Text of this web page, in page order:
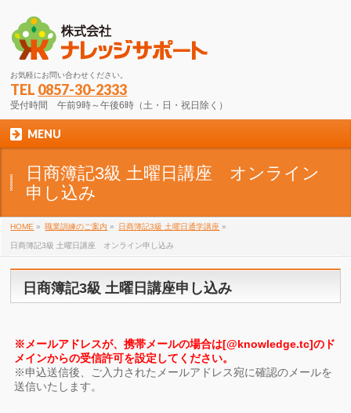
お気軽にお問い合わせください。
TEL 0857-30-2333
受付時間 午前9時～午後6時（土・日・祝日除く）
MENU
日商簿記3級 土曜日講座 オンライン
申し込み
HOME » 職業訓練のご案内 » 日商簿記3級 土曜日通学講座 »
日商簿記3級 土曜日講座 オンライン申し込み
日商簿記3級 土曜日講座申し込み
※メールアドレスが、携帯メールの場合は[@knowledge.tc]のド
メインからの受信許可を設定してください。
※申込送信後、ご入力されたメールアドレス宛に確認のメールを
送信いたします。